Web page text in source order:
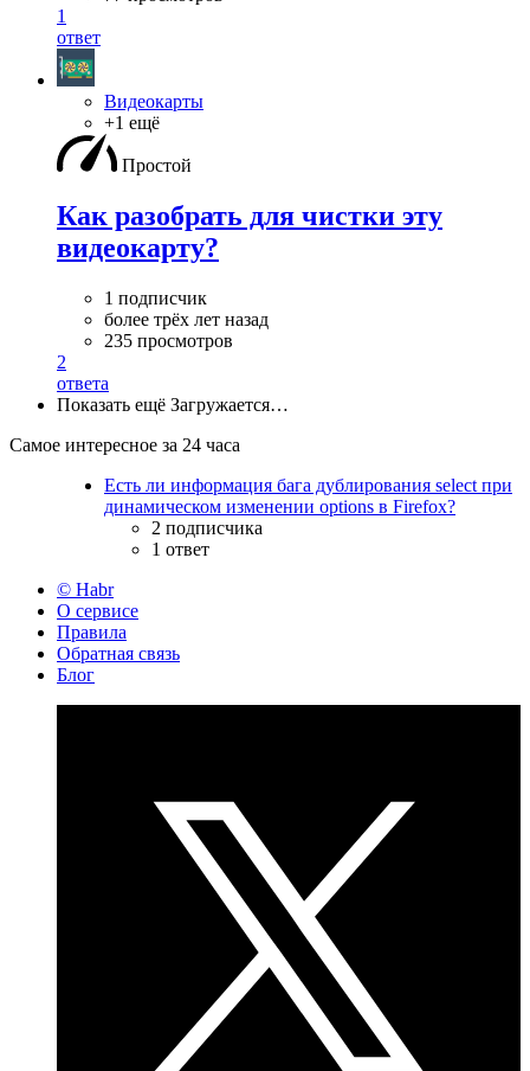
1
ответ
Видеокарты
+1 ещё
Простой
Как разобрать для чистки эту
видеокарту?
1 подписчик
более трёх лет назад
235 просмотров
2
ответа
Показать ещё Загружается…
Самое интересное за 24 часа
Есть ли информация бага дублирования select при
динамическом изменении options в Firefox?
2 подписчика
1 ответ
© Habr
О сервисе
Правила
Обратная связь
Блог